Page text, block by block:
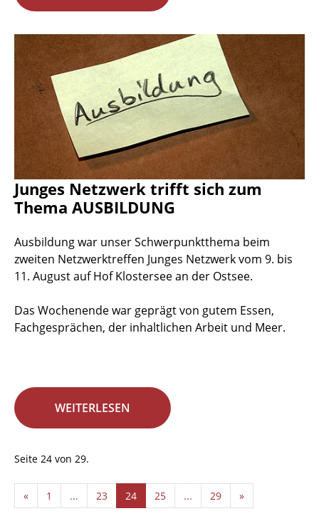
Junges Netzwerk trifft sich zum
Thema AUSBILDUNG
Ausbildung war unser Schwerpunktthema beim
zweiten Netzwerktreffen Junges Netzwerk vom 9. bis
11. August auf Hof Klostersee an der Ostsee.
Das Wochenende war geprägt von gutem Essen,
Fachgesprächen, der inhaltlichen Arbeit und Meer.
WEITERLESEN
Seite 24 von 29.
« 1 ... 23 24 25 ... 29 »